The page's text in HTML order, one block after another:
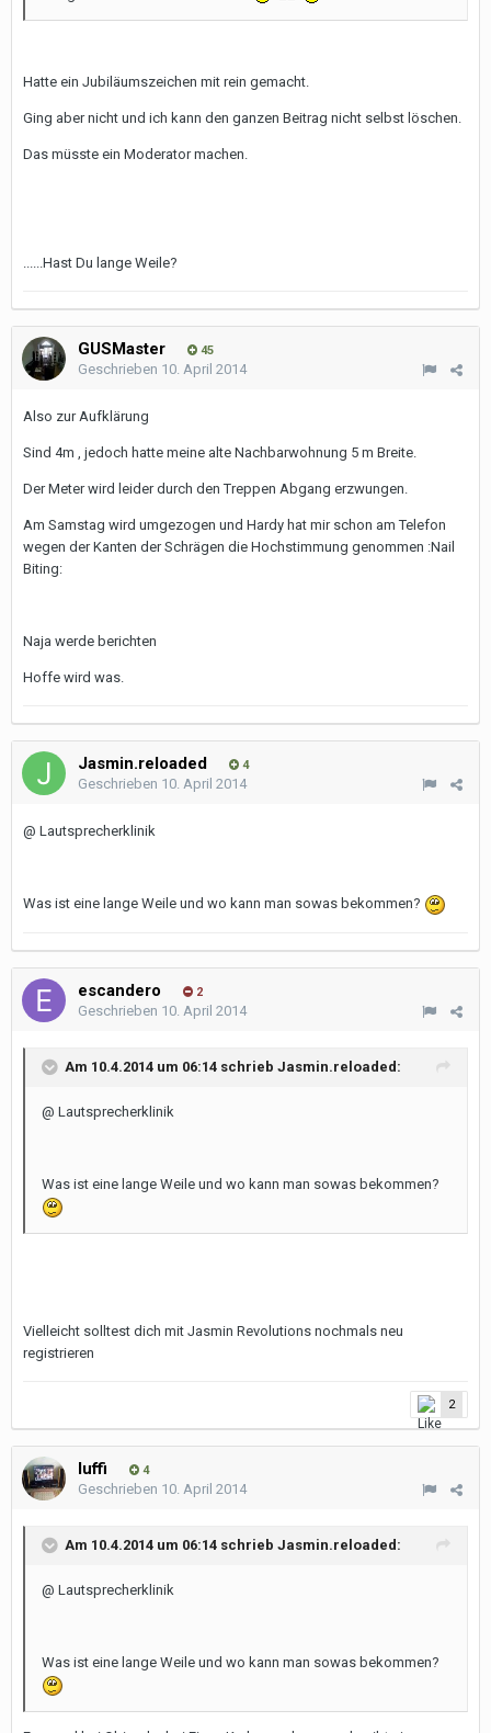
Hatte ein Jubiläumszeichen mit rein gemacht.
Ging aber nicht und ich kann den ganzen Beitrag nicht selbst löschen.
Das müsste ein Moderator machen.
......Hast Du lange Weile?
GUSMaster 45
Geschrieben 10. April 2014
Also zur Aufklärung
Sind 4m , jedoch hatte meine alte Nachbarwohnung 5 m Breite.
Der Meter wird leider durch den Treppen Abgang erzwungen.
Am Samstag wird umgezogen und Hardy hat mir schon am Telefon
wegen der Kanten der Schrägen die Hochstimmung genommen :Nail
Biting:
Naja werde berichten
Hoffe wird was.
Jasmin.reloaded 4
Geschrieben 10. April 2014
@ Lautsprecherklinik
Was ist eine lange Weile und wo kann man sowas bekommen?
escandero 2
Geschrieben 10. April 2014
Am 10.4.2014 um 06:14 schrieb Jasmin.reloaded:
@ Lautsprecherklinik
Was ist eine lange Weile und wo kann man sowas bekommen?
Vielleicht solltest dich mit Jasmin Revolutions nochmals neu
registrieren
2
luffi 4
Geschrieben 10. April 2014
Am 10.4.2014 um 06:14 schrieb Jasmin.reloaded:
@ Lautsprecherklinik
Was ist eine lange Weile und wo kann man sowas bekommen?